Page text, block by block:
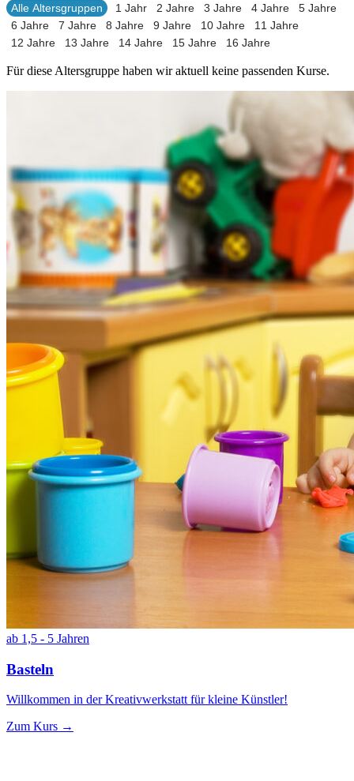
Alle Altersgruppen 1 Jahr 2 Jahre 3 Jahre 4 Jahre
5 Jahre
6 Jahre
7 Jahre 8 Jahre 9 Jahre 10 Jahre
11 Jahre
12 Jahre
13 Jahre 14 Jahre 15 Jahre 16 Jahre
Für diese Altersgruppe haben wir aktuell keine passenden Kurse.
ab 1,5 - 5 Jahren
Basteln
Willkommen in der Kreativwerkstatt für kleine Künstler!
Zum Kurs →